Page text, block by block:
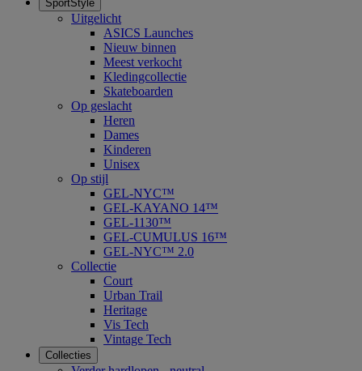
SportStyle
Uitgelicht
ASICS Launches
Nieuw binnen
Meest verkocht
Kledingcollectie
Skateboarden
Op geslacht
Heren
Dames
Kinderen
Unisex
Op stijl
GEL-NYC™
GEL-KAYANO 14™
GEL-1130™
GEL-CUMULUS 16™
GEL-NYC™ 2.0
Collectie
Court
Urban Trail
Heritage
Vis Tech
Vintage Tech
Collecties